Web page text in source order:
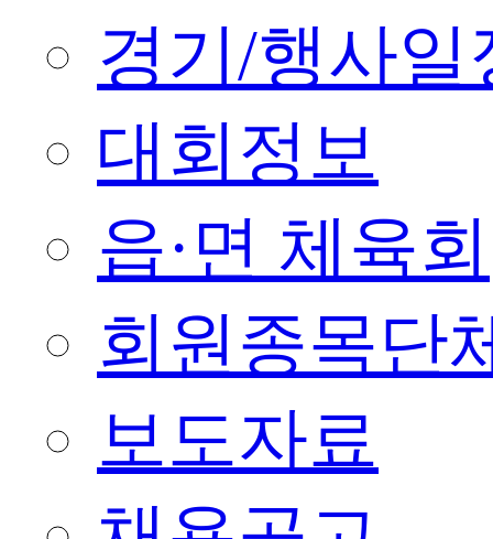
경기/행사일
대회정보
읍·면 체육회
회원종목단
보도자료